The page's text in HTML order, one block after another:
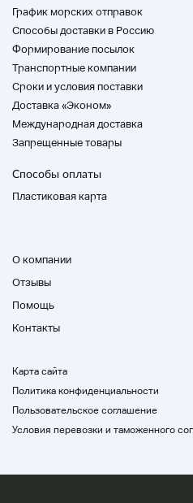
График морских отправок
Способы доставки в Россию
Формирование посылок
Транспортные компании
Cроки и условия поставки
Доставка «Эконом»
Международная доставка
Запрещенные товары
Способы оплаты
Пластиковая карта
О компании
Отзывы
Помощь
Контакты
Карта сайта
Политика конфиденциальности
Пользовательское соглашение
Условия перевозки и таможенного